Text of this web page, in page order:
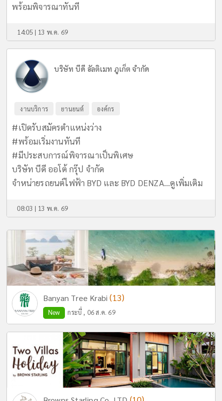
พร้อมพิจารณาทันที
14:05 | 13 พ.ค. 69
บริษัท บีดี อัลติเมท ภูเก็ต จำกัด
งานบริการ ยานยนต์ องค์กร
#เปิดรับสมัครตำแหน่งว่าง
#พร้อมเริ่มงานทันที
#มีประสบการณ์พิจารณาเป็นพิเศษ
บริษัท บีดี ออโต้ กรุ๊ป จำกัด
จำหน่ายรถยนต์ไฟฟ้า BYD และ BYD DENZA...ดูเพิ่มเติม
08:03 | 13 พ.ค. 69
Banyan Tree Krabi(13)
New กระบี่ , 06 ส.ค. 69